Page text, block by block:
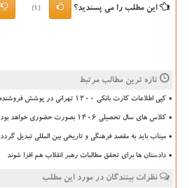
این مطلب را می پسندید؟ (1)
تازه ترین مطالب مرتبط
کپی اطلاعات کارت بانکی ۱۲۰۰ تهرانی در پوشش فروشنده میوه
کلاس های سال تحصیلی ۱۴۰۶ بصورت حضوری خواهد بود
میناب باید به مقصد فرهنگی و تاریخی بین المللی تبدیل گردد
دادستان ها برای تحقق مطالبات رهبر انقلاب هم افزا شوند
نظرات بینندگان در مورد این مطلب